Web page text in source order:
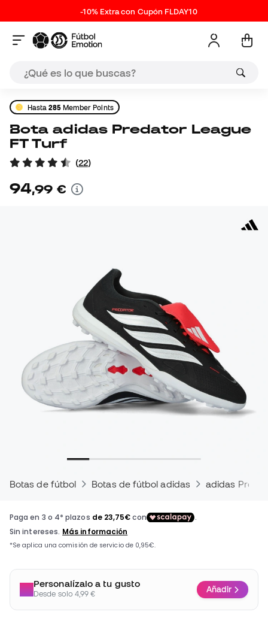
-10% Extra con Cupón FLDAY10
Hasta285Member Points
Bota adidas Predator League
FT Turf
(22)
94,99 €
Botas de fútbol Botas de fútbol adidas adidas
Personalízalo a tu gusto
Desde solo 4,99 € Añadir